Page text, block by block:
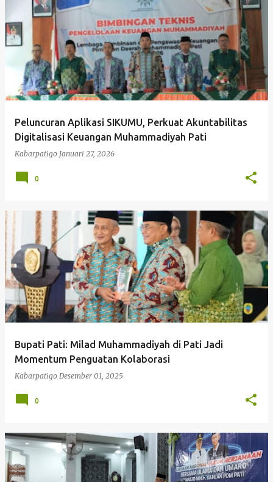
Peluncuran Aplikasi SIKUMU, Perkuat Akuntabilitas
Digitalisasi Keuangan Muhammadiyah Pati
Kabarpatigo Januari 27, 2026
0
Bupati Pati: Milad Muhammadiyah di Pati Jadi
Momentum Penguatan Kolaborasi
Kabarpatigo Desember 01, 2025
0